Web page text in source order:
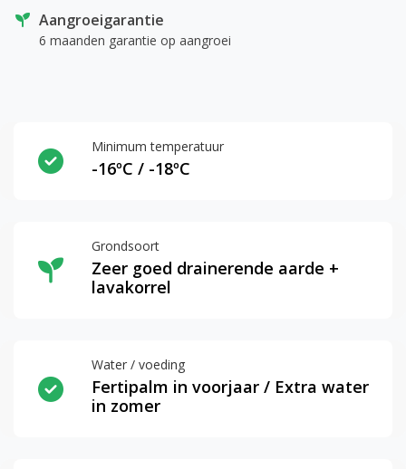
Aangroeigarantie
6 maanden garantie op aangroei
Minimum temperatuur
-16ºC / -18ºC
Grondsoort
Zeer goed drainerende aarde +
lavakorrel
Water / voeding
Fertipalm in voorjaar / Extra water
in zomer